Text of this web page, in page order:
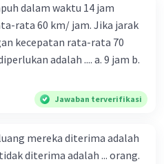
dalam waktu 14 jam
rata 60 km/ jam. Jika jarak
kecepatan rata-rata 70
adalah .... a. 9 jam b.
Jawaban terverifikasi
mereka diterima adalah
diterima adalah ... orang.